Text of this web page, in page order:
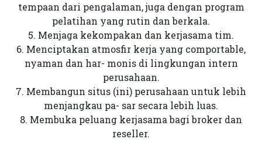
tempaan dari pengalaman, juga dengan program
pelatihan yang rutin dan berkala.
5. Menjaga kekompakan dan kerjasama tim.
6. Menciptakan atmosfir kerja yang comportable,
nyaman dan har- monis di lingkungan intern
perusahaan.
7. Membangun situs (ini) perusahaan untuk lebih
menjangkau pa- sar secara lebih luas.
8. Membuka peluang kerjasama bagi broker dan
reseller.